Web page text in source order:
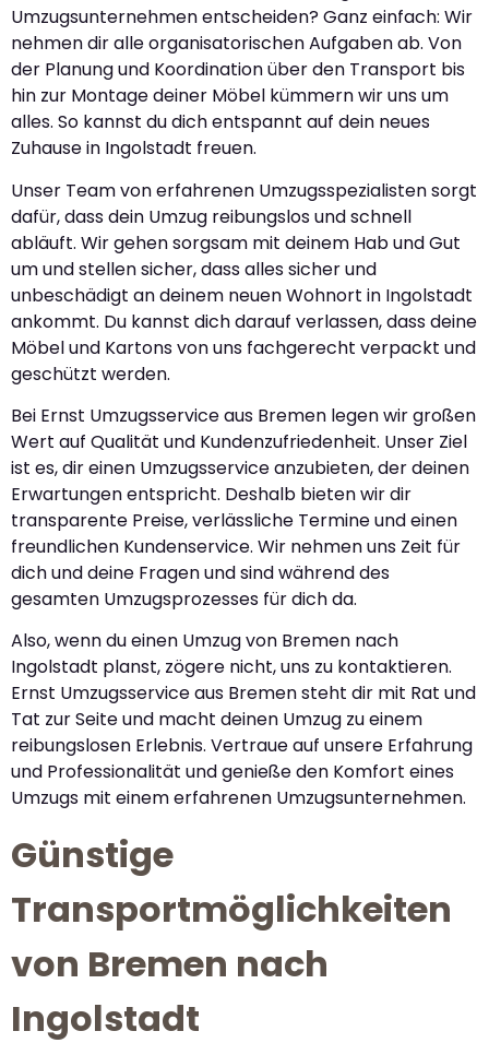
Umzugsunternehmen entscheiden? Ganz einfach: Wir
nehmen dir alle organisatorischen Aufgaben ab. Von
der Planung und Koordination über den Transport bis
hin zur Montage deiner Möbel kümmern wir uns um
alles. So kannst du dich entspannt auf dein neues
Zuhause in Ingolstadt freuen.
Unser Team von erfahrenen Umzugsspezialisten sorgt
dafür, dass dein Umzug reibungslos und schnell
abläuft. Wir gehen sorgsam mit deinem Hab und Gut
um und stellen sicher, dass alles sicher und
unbeschädigt an deinem neuen Wohnort in Ingolstadt
ankommt. Du kannst dich darauf verlassen, dass deine
Möbel und Kartons von uns fachgerecht verpackt und
geschützt werden.
Bei Ernst Umzugsservice aus Bremen legen wir großen
Wert auf Qualität und Kundenzufriedenheit. Unser Ziel
ist es, dir einen Umzugsservice anzubieten, der deinen
Erwartungen entspricht. Deshalb bieten wir dir
transparente Preise, verlässliche Termine und einen
freundlichen Kundenservice. Wir nehmen uns Zeit für
dich und deine Fragen und sind während des
gesamten Umzugsprozesses für dich da.
Also, wenn du einen Umzug von Bremen nach
Ingolstadt planst, zögere nicht, uns zu kontaktieren.
Ernst Umzugsservice aus Bremen steht dir mit Rat und
Tat zur Seite und macht deinen Umzug zu einem
reibungslosen Erlebnis. Vertraue auf unsere Erfahrung
und Professionalität und genieße den Komfort eines
Umzugs mit einem erfahrenen Umzugsunternehmen.
Günstige
Transportmöglichkeiten
von Bremen nach
Ingolstadt